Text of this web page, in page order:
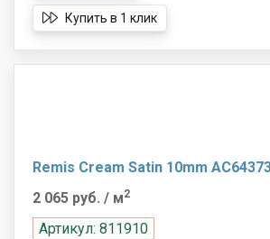
Купить в 1 клик
Remis Cream Satin 10mm
2 065 руб. / м2
Артикул: 811910